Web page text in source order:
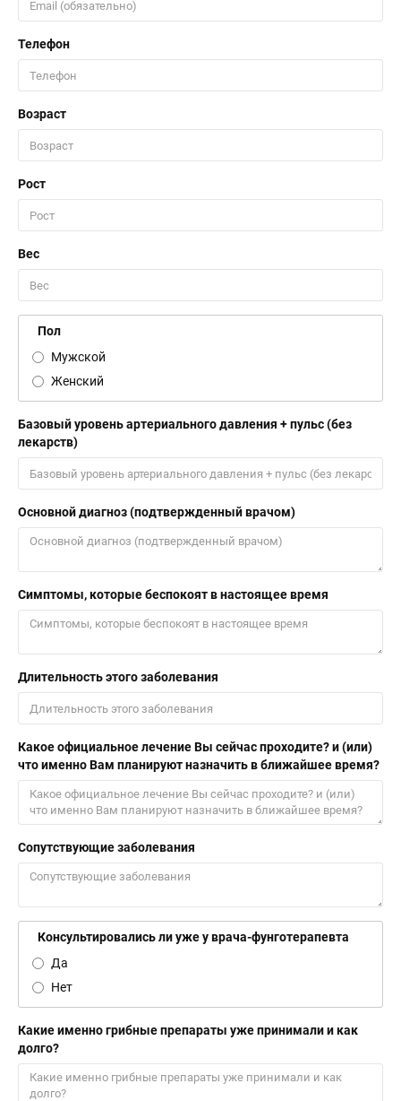
Телефон
Возраст
Рост
Вес
Пол
Мужской
Женский
Базовый уровень артериального давления + пульс (без
лекарств)
Основной диагноз (подтвержденный врачом)
Симптомы, которые беспокоят в настоящее время
Длительность этого заболевания
Какое официальное лечение Вы сейчас проходите? и (или)
что именно Вам планируют назначить в ближайшее время?
Сопутствующие заболевания
Консультировались ли уже у врача-фунготерапевта
Да
Нет
Какие именно грибные препараты уже принимали и как
долго?